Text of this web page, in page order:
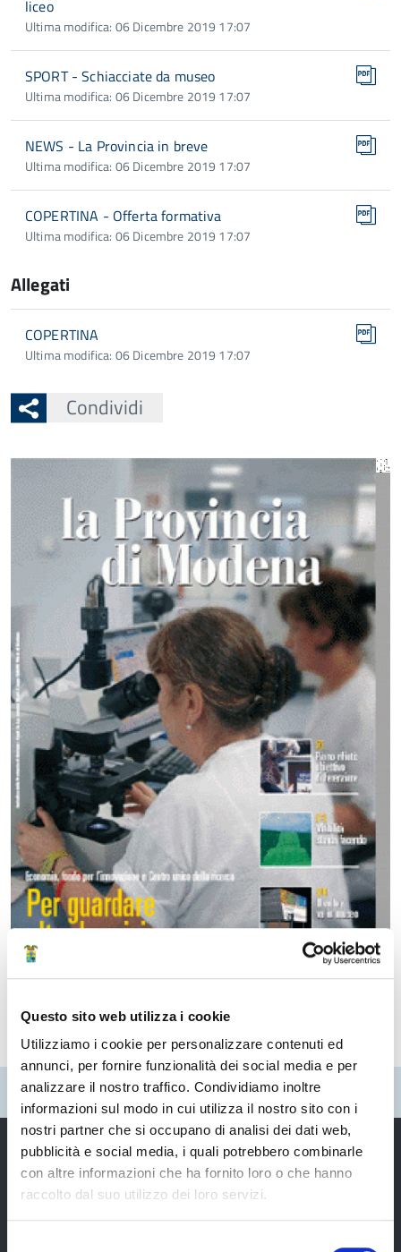
Questo sito web utilizza i cookie
Utilizziamo i cookie per personalizzare contenuti ed
annunci, per fornire funzionalità dei social media e per
analizzare il nostro traffico. Condividiamo inoltre
informazioni sul modo in cui utilizza il nostro sito con i
nostri partner che si occupano di analisi dei dati web,
pubblicità e social media, i quali potrebbero combinarle
con altre informazioni che ha fornito loro o che hanno
raccolto dal suo utilizzo dei loro servizi.
liceo
Ultima modifica: 06 Dicembre 2019 17:07
SPORT - Schiacciate da museo
Ultima modifica: 06 Dicembre 2019 17:07
NEWS - La Provincia in breve
Ultima modifica: 06 Dicembre 2019 17:07
COPERTINA - Offerta formativa
Ultima modifica: 06 Dicembre 2019 17:07
Allegati
COPERTINA
Ultima modifica: 06 Dicembre 2019 17:07
Condividi
Pubblicato: 16 Marzo 2006 — Ultima modifica: 30 Gennaio 2020
Provincia di Modena